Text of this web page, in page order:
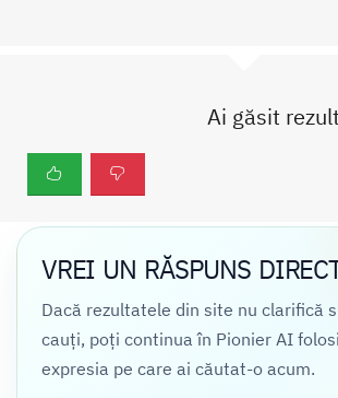
Ai găsit
VREI UN RĂSPUNS
Dacă rezultatele din site nu clarifică
cauți, poți continua în Pionier AI
expresia pe care ai căutat-o acum.